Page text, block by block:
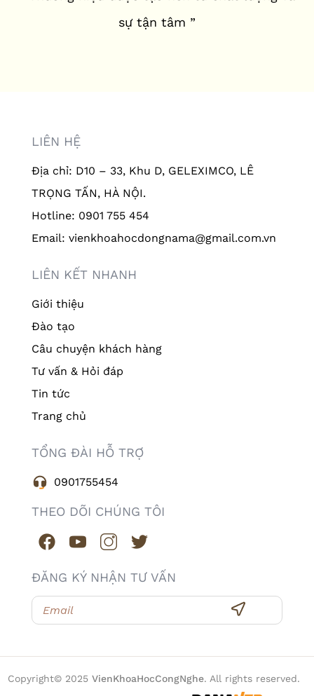
sự tận tâm ”
LIÊN HỆ
Địa chỉ: D10 – 33, Khu D, GELEXIMCO, LÊ
TRỌNG TẤN, HÀ NỘI.
Hotline: 0901 755 454
Email: vienkhoahocdongnama@gmail.com.vn
LIÊN KẾT NHANH
Giới thiệu
Đào tạo
Câu chuyện khách hàng
Tư vấn & Hỏi đáp
Tin tức
Trang chủ
TỔNG ĐÀI HỖ TRỢ
0901755454
THEO DÕI CHÚNG TÔI
ĐĂNG KÝ NHẬN TƯ VẤN
Copyright© 2025 VienKhoaHocCongNghe. All rights reserved.